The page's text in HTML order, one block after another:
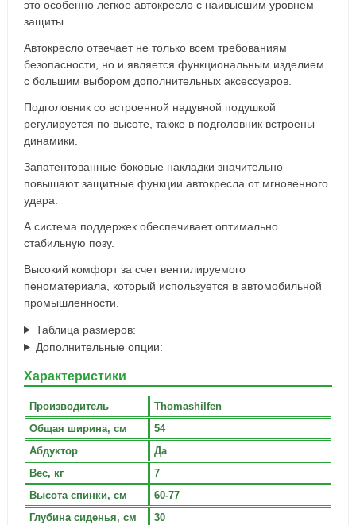
это особенно легкое автокресло с наивысшим уровнем
защиты.
Автокресло отвечает не только всем требованиям
безопасности, но и является функциональным изделием
с большим выбором дополнительных аксессуаров.
Подголовник со встроенной надувной подушкой
регулируется по высоте, также в подголовник встроены
динамики.
Запатентованные боковые накладки значительно
повышают защитные функции автокресла от мгновенного
удара.
А система поддержек обеспечивает оптимально
стабильную позу.
Высокий комфорт за счет вентилируемого
пеноматериала, который используется в автомобильной
промышленности.
Таблица размеров:
Дополнительные опции:
Характеристики
Производитель
Thomashilfen
Общая ширина, см
54
Абдуктор
Да
Вес, кг
7
Высота спинки, см
60-77
Глубина сиденья, см
30